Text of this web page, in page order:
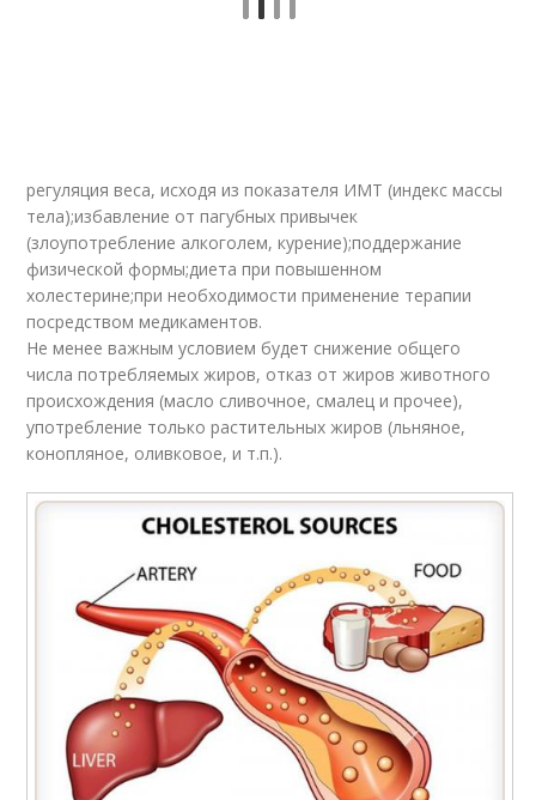
регуляция веса, исходя из показателя ИМТ (индекс массы
тела);избавление от пагубных привычек
(злоупотребление алкоголем, курение);поддержание
физической формы;диета при повышенном
холестерине;при необходимости применение терапии
посредством медикаментов.
Не менее важным условием будет снижение общего
числа потребляемых жиров, отказ от жиров животного
происхождения (масло сливочное, смалец и прочее),
употребление только растительных жиров (льняное,
конопляное, оливковое, и т.п.).